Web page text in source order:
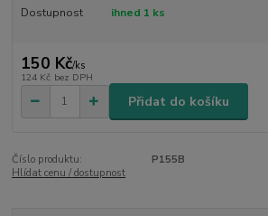
Dostupnost ihned 1 ks
150 Kč/ks
124 Kč bez DPH
Přidat do košíku
Číslo produktu:
P155B
Hlídat cenu / dostupnost